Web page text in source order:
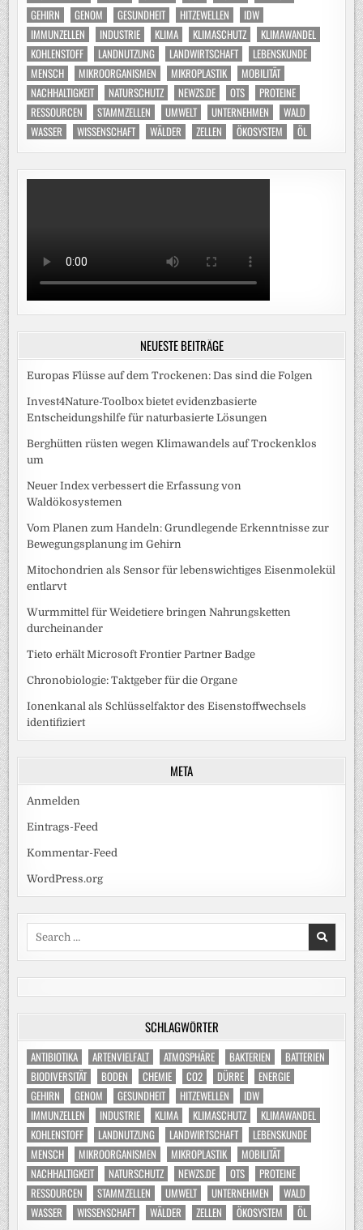
GEHIRN
GENOM GESUNDHEIT HITZEWELLEN
IDW
IMMUNZELLEN
INDUSTRIE KLIMA KLIMASCHUTZ
KLIMAWANDEL
KOHLENSTOFF
LANDNUTZUNG LANDWIRTSCHAFT
LEBENSKUNDE
MENSCH
MIKROORGANISMEN MIKROPLASTIK
MOBILITÄT
NACHHALTIGKEIT
NATURSCHUTZ NEWZS.DE OTS
PROTEINE
RESSOURCEN
STAMMZELLEN UMWELT UNTERNEHMEN
WALD
WASSER
WISSENSCHAFT WÄLDER ZELLEN ÖKOSYSTEM ÖL
NEUESTE BEITRÄGE
Europas Flüsse auf dem Trockenen: Das sind die Folgen
Invest4Nature-Toolbox bietet evidenzbasierte
Entscheidungshilfe für naturbasierte Lösungen
Berghütten rüsten wegen Klimawandels auf Trockenklos
um
Neuer Index verbessert die Erfassung von
Waldökosystemen
Vom Planen zum Handeln: Grundlegende Erkenntnisse zur
Bewegungsplanung im Gehirn
Mitochondrien als Sensor für lebenswichtiges Eisenmolekül
entlarvt
Wurmmittel für Weidetiere bringen Nahrungsketten
durcheinander
Tieto erhält Microsoft Frontier Partner Badge
Chronobiologie: Taktgeber für die Organe
Ionenkanal als Schlüsselfaktor des Eisenstoffwechsels
identifiziert
META
Anmelden
Eintrags-Feed
Kommentar-Feed
WordPress.org
SCHLAGWÖRTER
ANTIBIOTIKA ARTENVIELFALT ATMOSPHÄRE BAKTERIEN
BATTERIEN
BIODIVERSITÄT
BODEN CHEMIE CO2 DÜRRE
ENERGIE
GEHIRN
GENOM GESUNDHEIT HITZEWELLEN
IDW
IMMUNZELLEN
INDUSTRIE KLIMA KLIMASCHUTZ
KLIMAWANDEL
KOHLENSTOFF
LANDNUTZUNG LANDWIRTSCHAFT
LEBENSKUNDE
MENSCH
MIKROORGANISMEN MIKROPLASTIK
MOBILITÄT
NACHHALTIGKEIT
NATURSCHUTZ NEWZS.DE OTS
PROTEINE
RESSOURCEN
STAMMZELLEN UMWELT UNTERNEHMEN
WALD
WASSER
WISSENSCHAFT WÄLDER ZELLEN ÖKOSYSTEM ÖL